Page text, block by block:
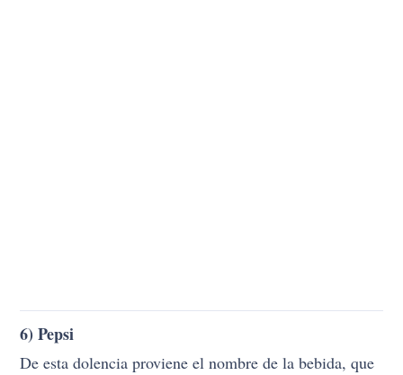
6) Pepsi
De esta dolencia proviene el nombre de la bebida, que